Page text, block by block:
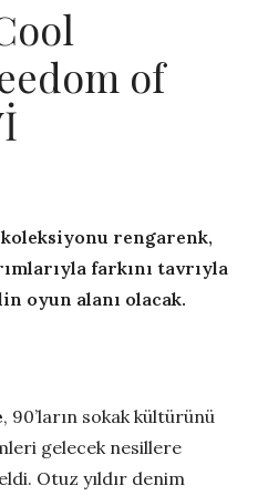
of
koleksiyonu rengarenk,
farkını tavrıyla
oyun alanı olacak.
, 90’ların sokak kültürünü
gelecek nesillere
Otuz yıldır denim